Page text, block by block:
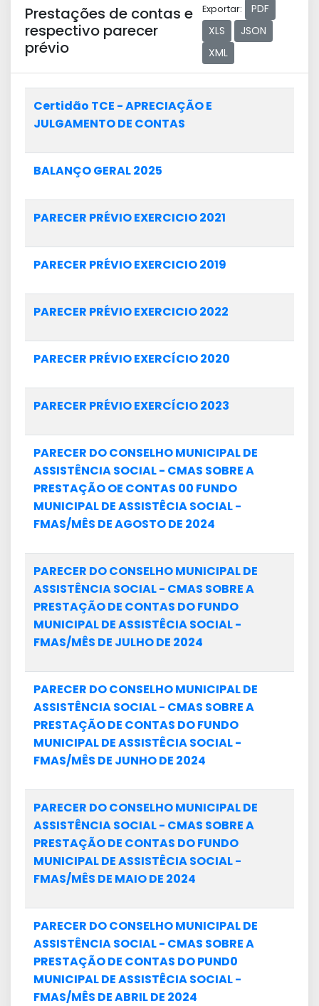
Prestações de contas e
respectivo parecer
prévio
Exportar:
PDF
XLS
JSON
XML
Certidão TCE - APRECIAÇÃO E
JULGAMENTO DE CONTAS
BALANÇO GERAL 2025
PARECER PRÉVIO EXERCICIO 2021
PARECER PRÉVIO EXERCICIO 2019
PARECER PRÉVIO EXERCICIO 2022
PARECER PRÉVIO EXERCÍCIO 2020
PARECER PRÉVIO EXERCÍCIO 2023
PARECER DO CONSELHO MUNICIPAL DE
ASSISTÊNCIA SOCIAL - CMAS SOBRE A
PRESTAÇÃO OE CONTAS 00 FUNDO
MUNICIPAL DE ASSISTÊCIA SOCIAL -
FMAS/MÊS DE AGOSTO DE 2024
PARECER DO CONSELHO MUNICIPAL DE
ASSISTÊNCIA SOCIAL - CMAS SOBRE A
PRESTAÇÃO DE CONTAS DO FUNDO
MUNICIPAL DE ASSISTÊCIA SOCIAL -
FMAS/MÊS DE JULHO DE 2024
PARECER DO CONSELHO MUNICIPAL DE
ASSISTÊNCIA SOCIAL - CMAS SOBRE A
PRESTAÇÃO DE CONTAS DO FUNDO
MUNICIPAL DE ASSISTÊCIA SOCIAL -
FMAS/MÊS DE JUNHO DE 2024
PARECER DO CONSELHO MUNICIPAL DE
ASSISTÊNCIA SOCIAL - CMAS SOBRE A
PRESTAÇÃO DE CONTAS DO FUNDO
MUNICIPAL DE ASSISTÊCIA SOCIAL -
FMAS/MÊS DE MAIO DE 2024
PARECER DO CONSELHO MUNICIPAL DE
ASSISTÊNCIA SOCIAL - CMAS SOBRE A
PRESTAÇÃO DE CONTAS DO PUND0
MUNICIPAL DE ASSISTÊCIA SOCIAL -
FMAS/MÊS DE ABRIL DE 2024